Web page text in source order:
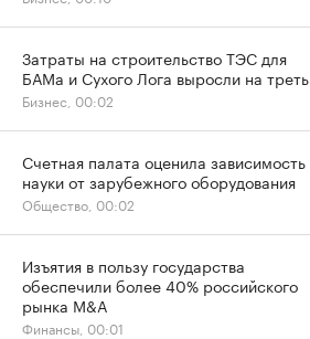
Затраты на строительство ТЭС для
БАМа и Сухого Лога выросли на треть
Бизнес, 00:02
Счетная палата оценила зависимость
науки от зарубежного оборудования
Общество, 00:02
Изъятия в пользу государства
обеспечили более 40% российского
рынка M&A
Финансы, 00:01